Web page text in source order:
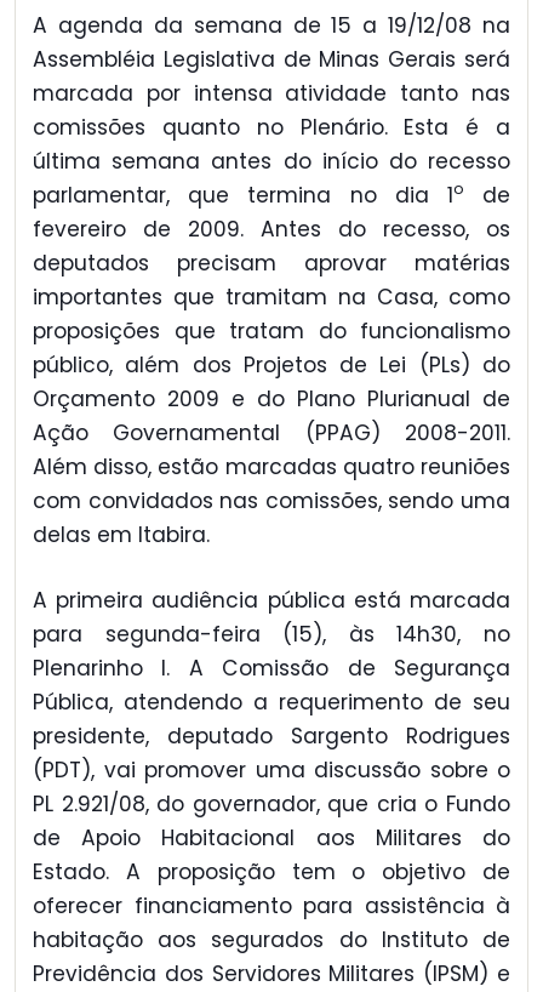
A agenda da semana de 15 a 19/12/08 na
Assembléia Legislativa de Minas Gerais será
marcada por intensa atividade tanto nas
comissões quanto no Plenário. Esta é a
última semana antes do início do recesso
parlamentar, que termina no dia 1o
de
fevereiro de 2009. Antes do recesso, os
deputados precisam aprovar matérias
importantes que tramitam na Casa, como
proposições que tratam do funcionalismo
público, além dos Projetos de Lei (PLs) do
Orçamento 2009 e do Plano Plurianual de
Ação Governamental (PPAG) 2008-2011.
Além disso, estão marcadas quatro reuniões
com convidados nas comissões, sendo uma
delas em Itabira.
A primeira audiência pública está marcada
para segunda-feira (15), às 14h30, no
Plenarinho I. A Comissão de Segurança
Pública, atendendo a requerimento de seu
presidente, deputado Sargento Rodrigues
(PDT), vai promover uma discussão sobre o
PL 2.921/08, do governador, que cria o Fundo
de Apoio Habitacional aos Militares do
Estado. A proposição tem o objetivo de
oferecer financiamento para assistência à
habitação aos segurados do Instituto de
Previdência dos Servidores Militares (IPSM) e